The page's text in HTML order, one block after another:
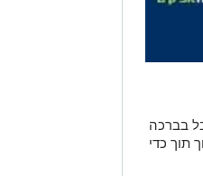
בברכה
תוך כדי